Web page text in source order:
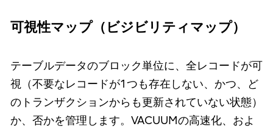
可視性マップ（ビジビリティマップ）
テーブルデータのブロック単位に、全レコードが可
視（不要なレコードが1つも存在しない、かつ、ど
のトランザクションからも更新されていない状態）
か、否かを管理します。VACUUMの高速化、およ